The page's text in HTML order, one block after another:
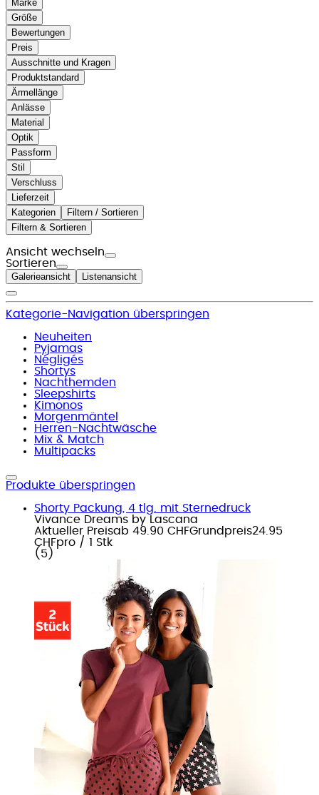
Marke
Größe
Bewertungen
Preis
Ausschnitte und Kragen
Produktstandard
Ärmellänge
Anlässe
Material
Optik
Passform
Stil
Verschluss
Lieferzeit
Kategorien
Filtern / Sortieren
Filtern & Sortieren
Ansicht wechseln
Sortieren
Galerieansicht Listenansicht
Kategorie-Navigation überspringen
Neuheiten
Pyjamas
Négligés
Shortys
Nachthemden
Sleepshirts
Kimonos
Morgenmäntel
Herren-Nachtwäsche
Mix & Match
Multipacks
Produkte überspringen
Shorty Packung, 4 tlg. mit Sternedruck
Vivance Dreams by Lascana
Aktueller Preisab 49.90 CHFGrundpreis24.95
CHFpro / 1 Stk
( 5 )